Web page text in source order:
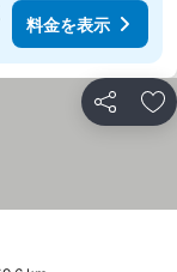
料金を表示
シェア お